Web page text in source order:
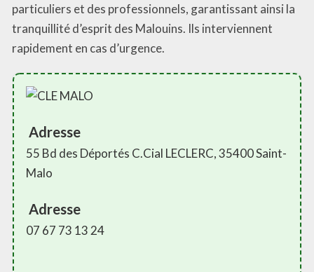
particuliers et des professionnels, garantissant ainsi la
tranquillité d’esprit des Malouins. Ils interviennent
rapidement en cas d’urgence.
Adresse
55 Bd des Déportés C.Cial LECLERC, 35400 Saint-
Malo
Adresse
07 67 73 13 24